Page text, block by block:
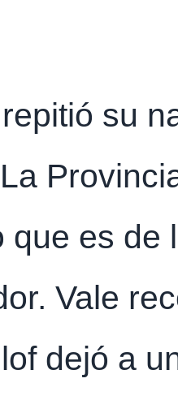
su
que es de
Vale
dejó a